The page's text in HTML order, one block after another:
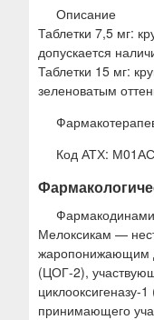
Описание
Таблетки 7,5 мг:
допускается
Таблетки 15 мг:
зеленоватым
Код АТХ:
Мелоксикам —
жаропонижающим
(ЦОГ-2),
принимающего